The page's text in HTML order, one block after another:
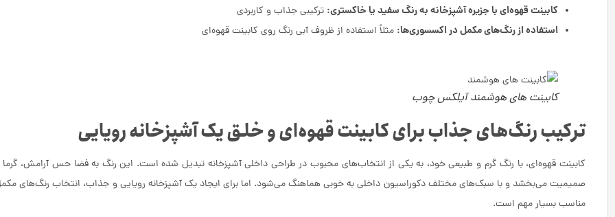
کابینت قهوه‌ای با جزیره آشپزخانه به رنگ سفید یا خاکستری: ترکیبی جذاب و کاربردی
استفاده از رنگ‌های مکمل در اکسسوری‌ها: مثلاً استفاده از ظروف آبی رنگ روی کابینت قهوه‌ای
کابینت های هوشمند آیلکس چوب
ترکیب رنگ‌های جذاب برای کابینت قهوه‌ای و خلق یک آشپزخانه رویایی
کابینت قهوه‌ای، با رنگ گرم و طبیعی خود، به یکی از انتخاب‌های محبوب در طراحی داخلی آشپزخانه تبدیل شده است. این رنگ به فضا حس آرامش،
صمیمیت می‌بخشد و با سبک‌های مختلف دکوراسیون داخلی به خوبی هماهنگ می‌شود. اما برای ایجاد یک آشپزخانه رویایی و جذاب، انتخاب رنگ‌های
مناسب بسیار مهم است.